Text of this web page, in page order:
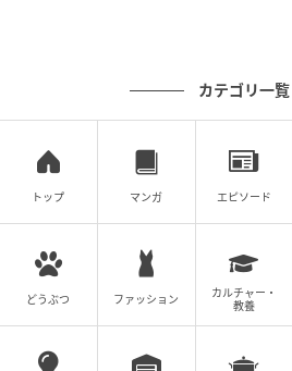
#1 子どもの実名と顔
な？なんて心配してい
鷹巣 多紀
大学病院口腔外科にて研
現在は１児の母として
歯科医をしています。
ps://share.google/
カテゴリ一覧
トップ マンガ エピソード
どうぶつ ファッション
カルチャー・
教養